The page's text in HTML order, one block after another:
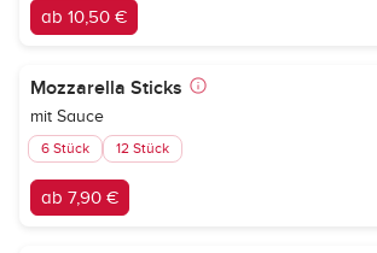
ab 10,50 €
Mozzarella Sticks
mit Sauce
6 Stück 12 Stück
ab 7,90 €